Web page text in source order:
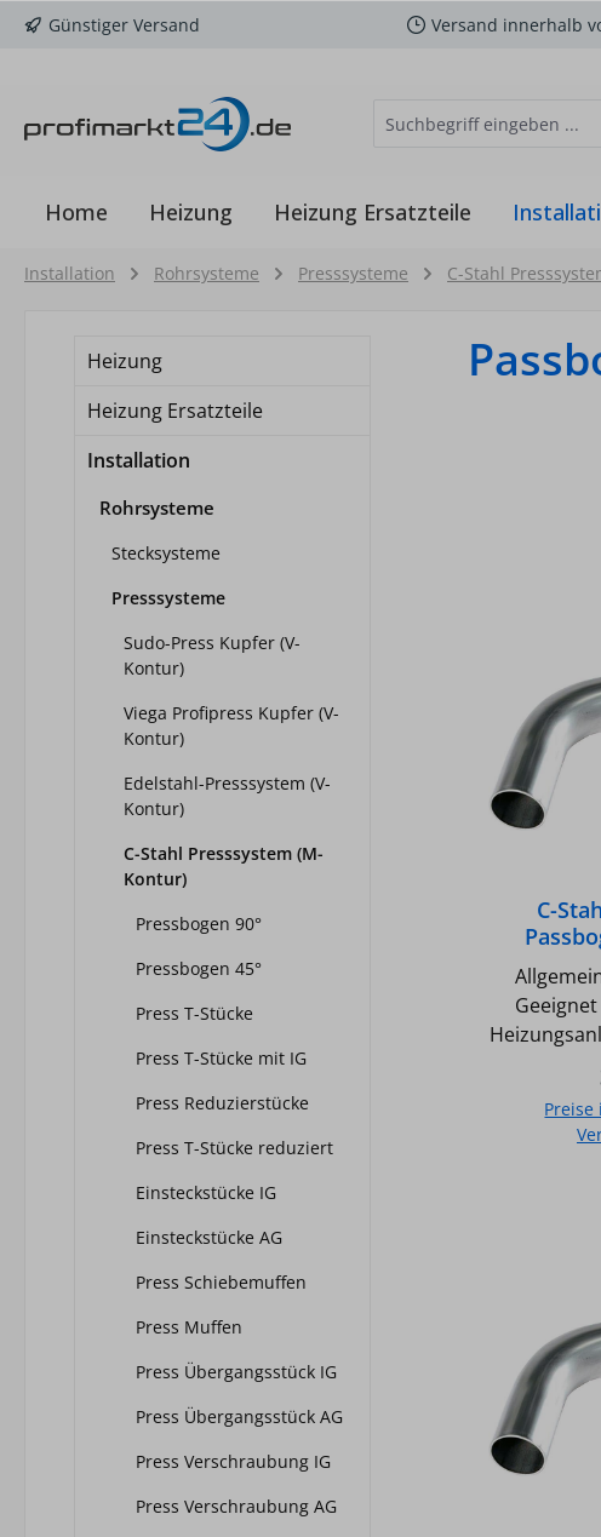
Hauptinhalt springen
Zur Suche springen
Zur Hauptnavigation springen
Günstiger Versand Versand innerhalb
Home Heizung Heizung Ersatzteile
Installation Rohrsysteme Presssysteme C-Stahl
Heizung
Heizung Ersatzteile
Installation
Rohrsysteme
Stecksysteme
Presssysteme
Sudo-Press Kupfer (V-
Kontur)
Viega Profipress Kupfer (V-
Kontur)
Edelstahl-Presssystem (V-
Kontur)
C-Stahl Presssystem (M-
Kontur)
Pressbogen 90°
Pressbogen 45°
Press T-Stücke
Press T-Stücke mit IG
Press Reduzierstücke
Press T-Stücke reduziert
Einsteckstücke IG
Einsteckstücke AG
Press Schiebemuffen
Press Muffen
Press Übergangsstück IG
Press Übergangsstück AG
Press Verschraubung IG
Press Verschraubung AG
C-
und
Nicht für
15mm Temperatur max.: 120°C /
Druck max.: 16 bar
Preise